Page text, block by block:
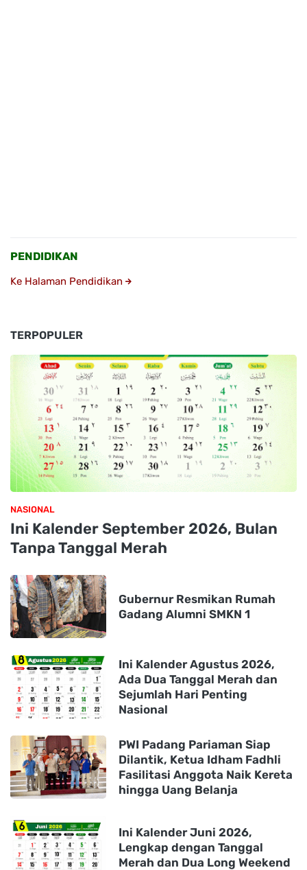
PENDIDIKAN
Ke Halaman Pendidikan
TERPOPULER
NASIONAL
Ini Kalender September 2026, Bulan
Tanpa Tanggal Merah
Gubernur Resmikan Rumah
Gadang Alumni SMKN 1
Ini Kalender Agustus 2026,
Ada Dua Tanggal Merah dan
Sejumlah Hari Penting
Nasional
PWI Padang Pariaman Siap
Dilantik, Ketua Idham Fadhli
Fasilitasi Anggota Naik Kereta
hingga Uang Belanja
Ini Kalender Juni 2026,
Lengkap dengan Tanggal
Merah dan Dua Long Weekend